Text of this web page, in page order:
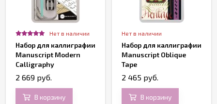
Нет в наличии
Набор для каллиграфии
Manuscript Modern
Calligraphy
2 669 руб.
В корзину
Нет в наличии
Набор для каллиграфии
Manuscript Oblique
Tape
2 465 руб.
В корзину